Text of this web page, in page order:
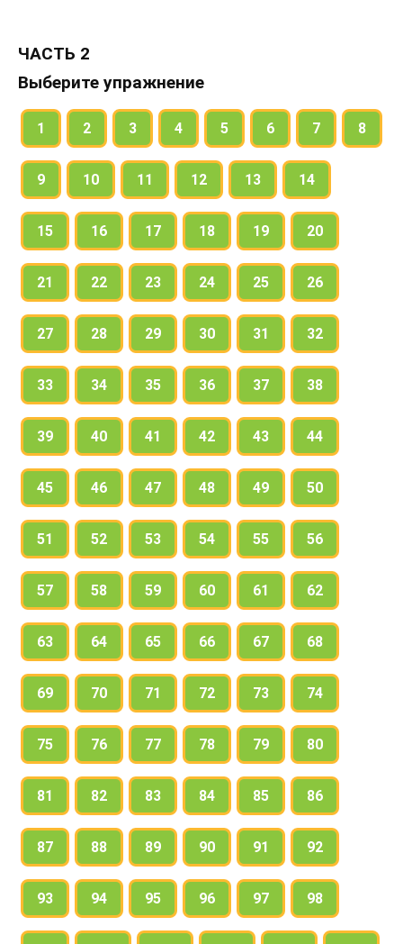
ЧАСТЬ 2
Выберите упражнение
1 2 3 4 5 6 7 8
9 10 11 12 13 14
15 16 17 18 19 20
21 22 23 24 25 26
27 28 29 30 31 32
33 34 35 36 37 38
39 40 41 42 43 44
45 46 47 48 49 50
51 52 53 54 55 56
57 58 59 60 61 62
63 64 65 66 67 68
69 70 71 72 73 74
75 76 77 78 79 80
81 82 83 84 85 86
87 88 89 90 91 92
93 94 95 96 97 98